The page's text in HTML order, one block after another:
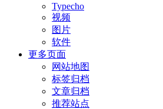
Typecho
视频
图片
软件
更多页面
网站地图
标签归档
文章归档
推荐站点